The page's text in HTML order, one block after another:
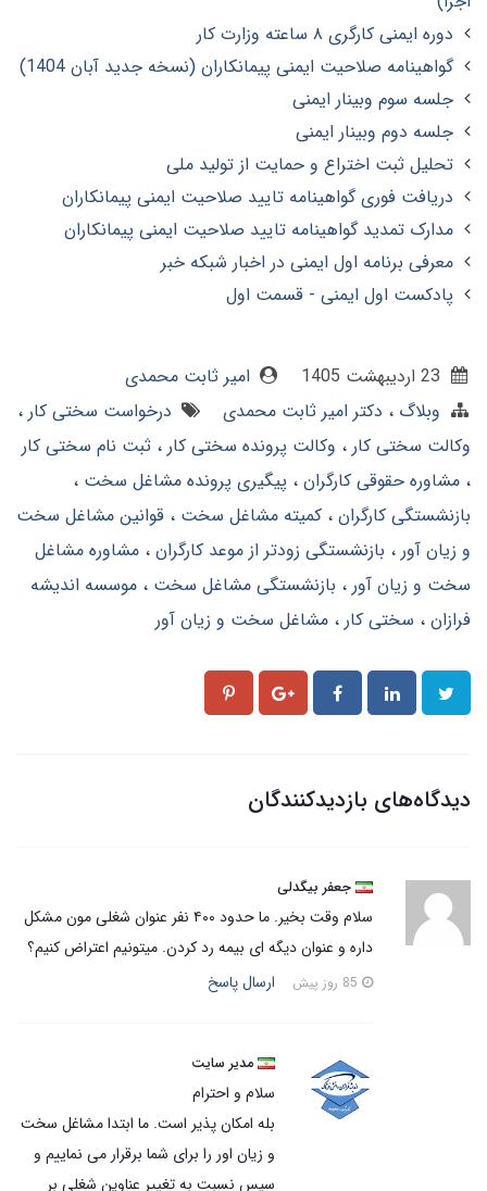
دوره ایمنی کارگری ۸ ساعته وزارت کار
گواهینامه صلاحیت ایمنی پیمانکاران (نسخه جدید آبان 1404)
جلسه سوم وبینار ایمنی
جلسه دوم وبینار ایمنی
تحلیل ثبت اختراع و حمایت از تولید ملی
دریافت فوری گواهینامه تایید صلاحیت ایمنی پیمانکاران
مدارک تمدید گواهینامه تایید صلاحیت ایمنی پیمانکاران
معرفی برنامه اول ایمنی در اخبار شبکه خبر
پادکست اول ایمنی - قسمت اول
امیر ثابت محمدی
وبلاگ
دکتر امیر ثابت محمدی
درخواست سختی کار
وکالت سختی کار
وکالت پرونده سختی کار
ثبت نام سختی کار
مشاوره حقوقی کارگران
پیگیری پرونده مشاغل سخت
بازنشستگی کارگران کمیته مشاغل سخت
قوانین مشاغل سخت
و زیان آور
بازنشستگی زودتر از موعد کارگران مشاوره مشاغل
سخت و زیان آور
بازنشستگی مشاغل سخت
موسسه اندیشه
فرازان
سختی کار مشاغل سخت و زیان آور
دیدگاه‌های بازدیدکنندگان
جعفر بیگدلی
سلام وقت بخیر. ما حدود ۴۰۰ نفر عنوان شغلی مون مشکل
داره و عنوان دیگه ای بیمه رد کردن. میتونیم اعتراض کنیم؟
ارسال پاسخ
مدیر سایت
سلام و احترام
بله امکان پذیر است. ما ابتدا مشاغل سخت
و زیان اور را برای شما برقرار می نماییم و
سپس نسبت به تغییر عناوین شغلی بر